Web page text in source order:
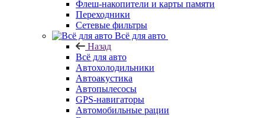
Флеш-накопители и карты памяти
Переходники
Сетевые фильтры
Всё для авто
Назад
Всё для авто
Автохолодильники
Автоакустика
Автопылесосы
GPS-навигаторы
Автомобильные рации